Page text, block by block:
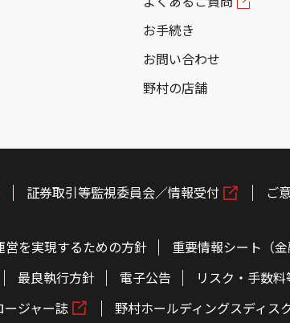
お手続き
お問い合わせ
野村の店舗
証券取引等監視委員会／情報受付 ご
営を実現するための方針 重要情報シート（金
最良執行方針 電子公告 リスク・手数
ージャー誌
野村ホールディングスディス